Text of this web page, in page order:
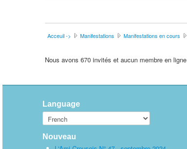
Acceuil -> Manifestations Manifestations en cours
Nous avons 670 invités et aucun membre en ligne
Language
Nouveau